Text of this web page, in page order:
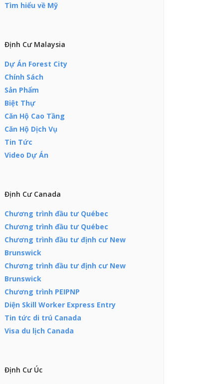
Tìm hiểu về Mỹ
Định Cư Malaysia
Dự Án Forest City
Chính Sách
Sản Phẩm
Biệt Thự
Căn Hộ Cao Tầng
Căn Hộ Dịch Vụ
Tin Tức
Video Dự Án
Định Cư Canada
Chương trình đầu tư Québec
Chương trình đầu tư Québec
Chương trình đầu tư định cư New
Brunswick
Chương trình đầu tư định cư New
Brunswick
Chương trình PEIPNP
Diện Skill Worker Express Entry
Tin tức di trú Canada
Visa du lịch Canada
Định Cư Úc